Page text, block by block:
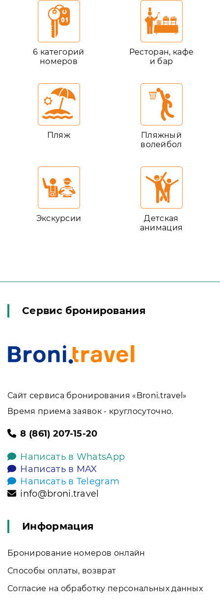
6 категорий
номеров
Ресторан, кафе
и бар
Пляж
Пляжный
волейбол
Экскурсии
Детская
анимация
Сервис бронирования
Сайт сервиса бронирования «Broni.travel»
Время приема заявок - круглосуточно.
8 (861) 207-15-20
Написать в WhatsApp
Написать в MAX
Написать в Telegram
info@broni.travel
Информация
Бронирование номеров онлайн
Способы оплаты, возврат
Согласие на обработку персональных данных